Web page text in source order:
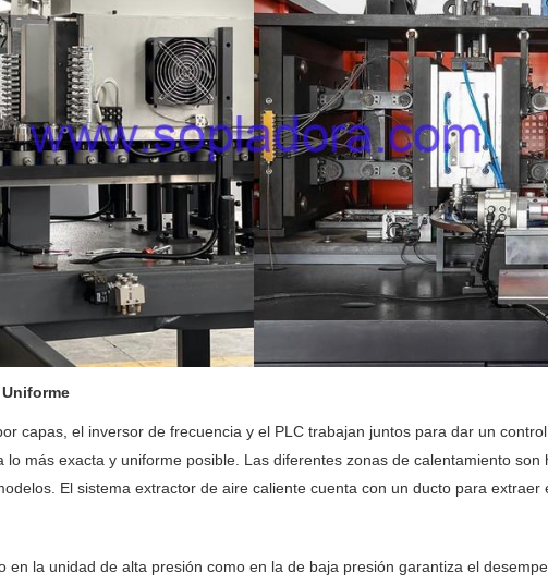
capas, el inversor de frecuencia y el PLC trabajan juntos para dar un
lo más exacta y uniforme posible. Las diferentes zonas de calentamiento
El sistema extractor de aire caliente cuenta con un ducto para
en la unidad de alta presión como en la de baja presión garantiza el